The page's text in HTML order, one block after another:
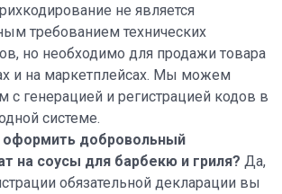
не является
требованием технических
но необходимо для продажи товара
и на маркетплейсах. Мы можем
с генерацией и регистрацией кодов в
системе.
добровольный
на соусы для барбекю и гриля? Да,
обязательной декларации вы